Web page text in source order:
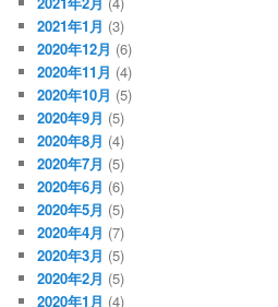
2021年1月 (3)
2020年12月 (6)
2020年11月 (4)
2020年10月 (5)
2020年9月 (5)
2020年8月 (4)
2020年7月 (5)
2020年6月 (6)
2020年5月 (5)
2020年4月 (7)
2020年3月 (5)
2020年2月 (5)
2020年1月 (4)